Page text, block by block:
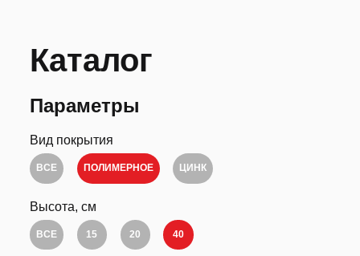
Каталог
Параметры
Вид покрытия
ВСЕ ПОЛИМЕРНОЕ ЦИНК
Высота, см
ВСЕ 15 20 40